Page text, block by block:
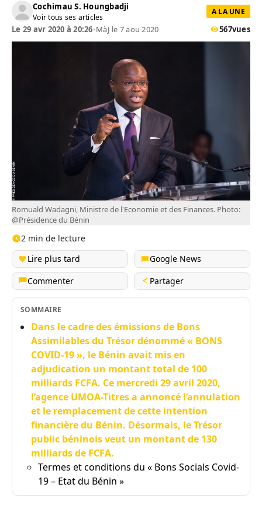
Cochimau S. Houngbadji
Voir tous ses articles
A LA UNE
Le 29 avr 2020 à 20:26•MàJ le 7 aou 2020 567vues
Romuald Wadagni, Ministre de l'Economie et des Finances. Photo:
@Présidence du Bénin
2 min de lecture
Lire plus tard
Google News
Commenter
Partager
SOMMAIRE
Dans le cadre des émissions de Bons
Assimilables du Trésor dénommé « BONS
COVID-19 », le Bénin avait mis en
adjudication un montant total de 100
milliards FCFA. Ce mercredi 29 avril 2020,
l’agence UMOA-Titres a annoncé l’annulation
et le remplacement de cette intention
financière du Bénin. Désormais, le Trésor
public béninois veut un montant de 130
milliards de FCFA.
Termes et conditions du « Bons Socials Covid-
19 – Etat du Bénin »